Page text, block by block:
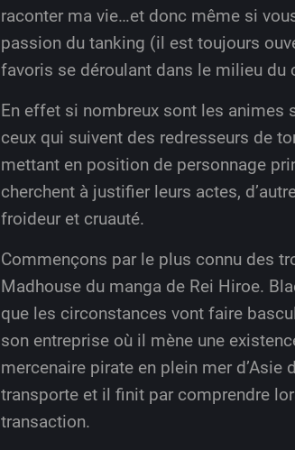
raconter ma vie…et donc même si
passion du tanking (il est toujours
favoris se déroulant dans le milieu du
En effet si nombreux sont les animes
ceux qui suivent des redresseurs de
mettant en position de personnage
cherchent à justifier leurs actes,
froideur et cruauté.
Commençons par le plus connu des
Madhouse du manga de Rei Hiroe.
que les circonstances vont faire
son entreprise où il mène une
mercenaire pirate en plein mer
transporte et il finit par comprendre
transaction.